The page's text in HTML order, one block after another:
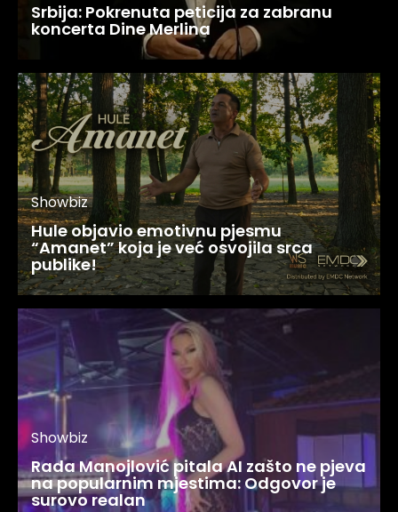
Srbija: Pokrenuta peticija za zabranu
koncerta Dine Merlina
Showbiz
Hule objavio emotivnu pjesmu
“Amanet” koja je već osvojila srca
publike!
Showbiz
Rada Manojlović pitala AI zašto ne pjeva
na popularnim mjestima: Odgovor je
surovo realan